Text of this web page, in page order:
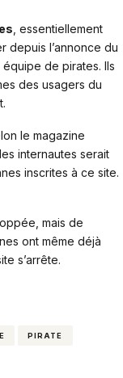
, essentiellement
depuis l’annonce du
équipe de pirates. Ils
des usagers du
le magazine
internautes serait
inscrites à ce site.
mais de
ont même déjà
s’arrête.
PIRATE